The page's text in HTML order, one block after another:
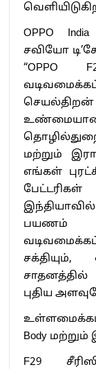
OPPO
சவியோ
“OPPO
மற்றும்
எங்கள்
பயணம்
சாதனத்தில்
புதிய
Body
F29